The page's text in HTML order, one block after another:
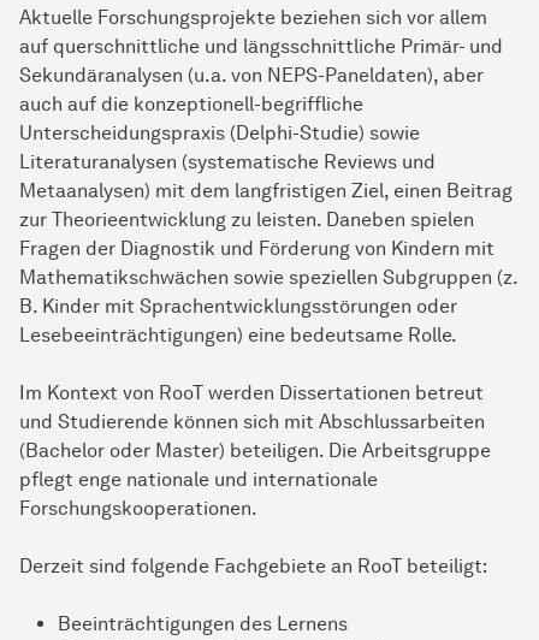
Aktuelle Forschungsprojekte beziehen sich vor allem
auf querschnittliche und längsschnittliche Primär- und
Sekundäranalysen (u.a. von NEPS-Paneldaten), aber
auch auf die konzeptionell-begriffliche
Unterscheidungspraxis (Delphi-Studie) sowie
Literaturanalysen (systematische Reviews und
Metaanalysen) mit dem langfristigen Ziel, einen Beitrag
zur Theorieentwicklung zu leisten. Daneben spielen
Fragen der Diagnostik und Förderung von Kindern mit
Mathematikschwächen sowie speziellen Subgruppen (z.
B. Kinder mit Sprachentwicklungsstörungen oder
Lesebeeinträchtigungen) eine bedeutsame Rolle.
Im Kontext von RooT werden Dissertationen betreut
und Studierende können sich mit Abschlussarbeiten
(Bachelor oder Master) beteiligen. Die Arbeitsgruppe
pflegt enge nationale und internationale
Forschungskooperationen.
Derzeit sind folgende Fachgebiete an RooT beteiligt:
Beeinträchtigungen des Lernens